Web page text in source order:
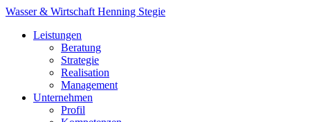
Wasser & Wirtschaft Henning Stegie
Leistungen
Beratung
Strategie
Realisation
Management
Unternehmen
Profil